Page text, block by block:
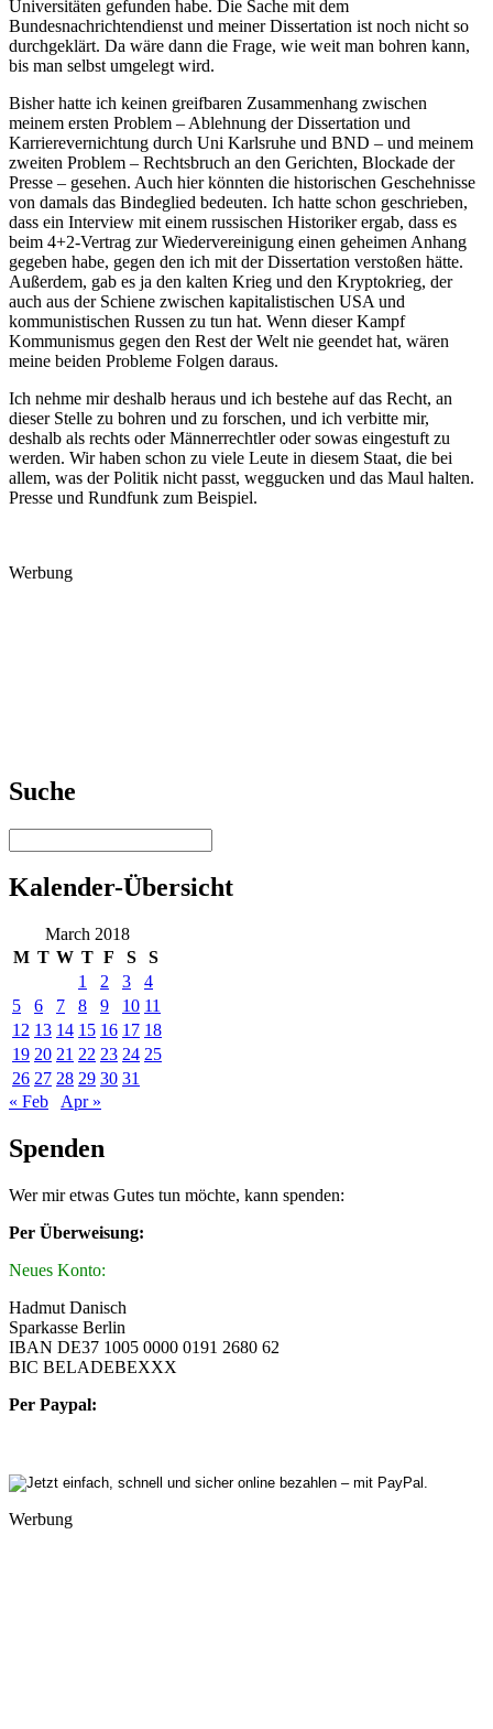
Universitäten gefunden habe. Die Sache mit dem
Bundesnachrichtendienst und meiner Dissertation ist noch nicht so
durchgeklärt. Da wäre dann die Frage, wie weit man bohren kann,
bis man selbst umgelegt wird.
Bisher hatte ich keinen greifbaren Zusammenhang zwischen
meinem ersten Problem – Ablehnung der Dissertation und
Karrierevernichtung durch Uni Karlsruhe und BND – und meinem
zweiten Problem – Rechtsbruch an den Gerichten, Blockade der
Presse – gesehen. Auch hier könnten die historischen Geschehnisse
von damals das Bindeglied bedeuten. Ich hatte schon geschrieben,
dass ein Interview mit einem russischen Historiker ergab, dass es
beim 4+2-Vertrag zur Wiedervereinigung einen geheimen Anhang
gegeben habe, gegen den ich mit der Dissertation verstoßen hätte.
Außerdem, gab es ja den kalten Krieg und den Kryptokrieg, der
auch aus der Schiene zwischen kapitalistischen USA und
kommunistischen Russen zu tun hat. Wenn dieser Kampf
Kommunismus gegen den Rest der Welt nie geendet hat, wären
meine beiden Probleme Folgen daraus.
Ich nehme mir deshalb heraus und ich bestehe auf das Recht, an
dieser Stelle zu bohren und zu forschen, und ich verbitte mir,
deshalb als rechts oder Männerrechtler oder sowas eingestuft zu
werden. Wir haben schon zu viele Leute in diesem Staat, die bei
allem, was der Politik nicht passt, weggucken und das Maul halten.
Presse und Rundfunk zum Beispiel.
Werbung
Suche
Kalender-Übersicht
March 2018
M T W T F S
S
1
2 3
4
5
6 7 8 9 10 11
12 13 14 15 16 17 18
19 20 21 22 23 24 25
26 27 28 29 30 31
« Feb
Apr »
Spenden
Wer mir etwas Gutes tun möchte, kann spenden:
Per Überweisung:
Neues Konto:
Hadmut Danisch
Sparkasse Berlin
IBAN DE37 1005 0000 0191 2680 62
BIC BELADEBEXXX
Per Paypal:
Werbung